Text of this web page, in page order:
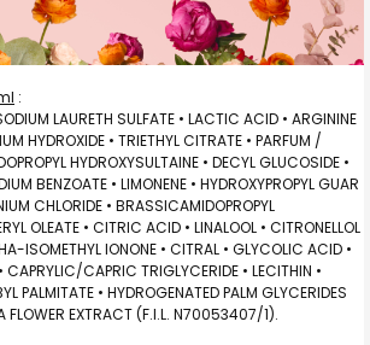
:
LAURETH SULFATE • LACTIC ACID • ARGININE
HYDROXIDE • TRIETHYL CITRATE • PARFUM /
HYDROXYSULTAINE • DECYL GLUCOSIDE •
BENZOATE • LIMONENE • HYDROXYPROPYL GUAR
CHLORIDE • BRASSICAMIDOPROPYL
OLEATE • CITRIC ACID • LINALOOL • CITRONELLOL
ISOMETHYL IONONE • CITRAL • GLYCOLIC ACID •
CAPRYLIC/CAPRIC TRIGLYCERIDE • LECITHIN •
PALMITATE • HYDROGENATED PALM GLYCERIDES
FLOWER EXTRACT (F.I.L. N70053407/1).